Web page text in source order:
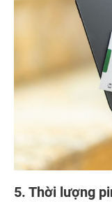
5. Thời lượng